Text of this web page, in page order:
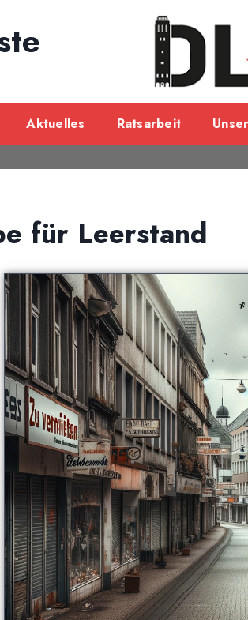
Aktuelles Ratsarbeit
für Leerstand